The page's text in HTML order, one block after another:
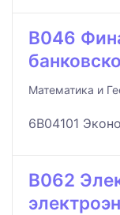
B046
Математика и
6B04101
B062